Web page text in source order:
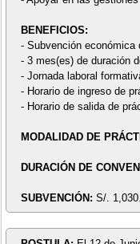
BENEFICIOS:
- Subvención económica
- 3 mes(es) de duración
- Jornada laboral
- Horario de ingreso de
- Horario de salida de
MODALIDAD DE
DURACIÓN DE
SUBVENCIÓN: S/.